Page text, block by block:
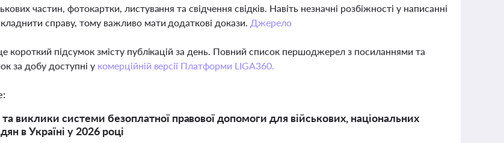
частин, фотокартки, листування та свідчення свідків. Навіть незначні розбіжності у написанні
справу, тому важливо мати додаткові докази. Джерело
короткий підсумок змісту публікацій за день. Повний список першоджерел з посиланнями та
за добу доступні у комерційній версії Платформи LIGA360.
виклики системи безоплатної правової допомоги для військових, національних
в Україні у 2026 році